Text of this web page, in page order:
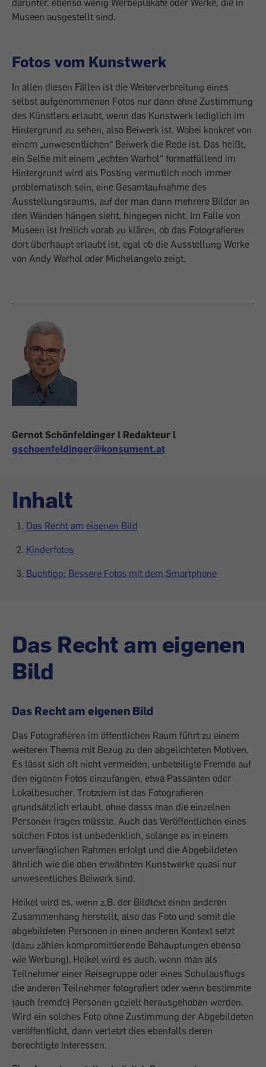
darunter, ebenso wenig Werbeplakate oder Werke, die in
Museen ausgestellt sind.
Fotos vom Kunstwerk
In allen diesen Fällen ist die Weiterverbreitung eines
selbst aufgenommenen Fotos nur dann ohne Zustimmung
des Künstlers erlaubt, wenn das Kunstwerk lediglich im
Hintergrund zu sehen, also Beiwerk ist. Wobei konkret von
einem „unwesentlichen“ Beiwerk die Rede ist. Das heißt,
ein Selfie mit einem „echten Warhol“ formatfüllend im
Hintergrund wird als Posting vermutlich noch immer
problematisch sein, eine Gesamtaufnahme des
Ausstellungsraums, auf der man dann mehrere Bilder an
den Wänden hängen sieht, hingegen nicht. Im Falle von
Museen ist freilich vorab zu klären, ob das Fotografieren
dort überhaupt erlaubt ist, egal ob die Ausstellung Werke
von Andy Warhol oder Michelangelo zeigt.
Gernot Schönfeldinger l Redakteur l
gschoenfeldinger@konsument.at
Inhalt
Das Recht am eigenen Bild
Kinderfotos
Buchtipp: Bessere Fotos mit dem Smartphone
Das Recht am eigenen
Bild
Das Recht am eigenen Bild
Das Fotografieren im öffentlichen Raum führt zu einem
weiteren Thema mit Bezug zu den abgelichteten Motiven.
Es lässt sich oft nicht vermeiden, unbeteiligte Fremde auf
den eigenen Fotos einzufangen, etwa Passanten oder
Lokalbesucher. Trotzdem ist das Fotografieren
grundsätzlich erlaubt, ohne dasss man die einzelnen
Personen fragen müsste. Auch das Veröffentlichen eines
solchen Fotos ist unbedenklich, solange es in einem
unverfänglichen Rahmen erfolgt und die Abgebildeten
ähnlich wie die oben erwähnten Kunstwerke quasi nur
unwesentliches Beiwerk sind.
Heikel wird es, wenn z.B. der Bildtext einen anderen
Zusammenhang herstellt, also das Foto und somit die
abgebildeten Personen in einen anderen Kontext setzt
(dazu zählen kompromittierende Behauptungen ebenso
wie Werbung). Heikel wird es auch, wenn man als
Teilnehmer einer Reisegruppe oder eines Schulausflugs
die anderen Teilnehmer fotografiert oder wenn bestimmte
(auch fremde) Personen gezielt herausgehoben werden.
Wird ein solches Foto ohne Zustimmung der Abgebildeten
veröffentlicht, dann verletzt dies ebenfalls deren
berechtigte Interessen.